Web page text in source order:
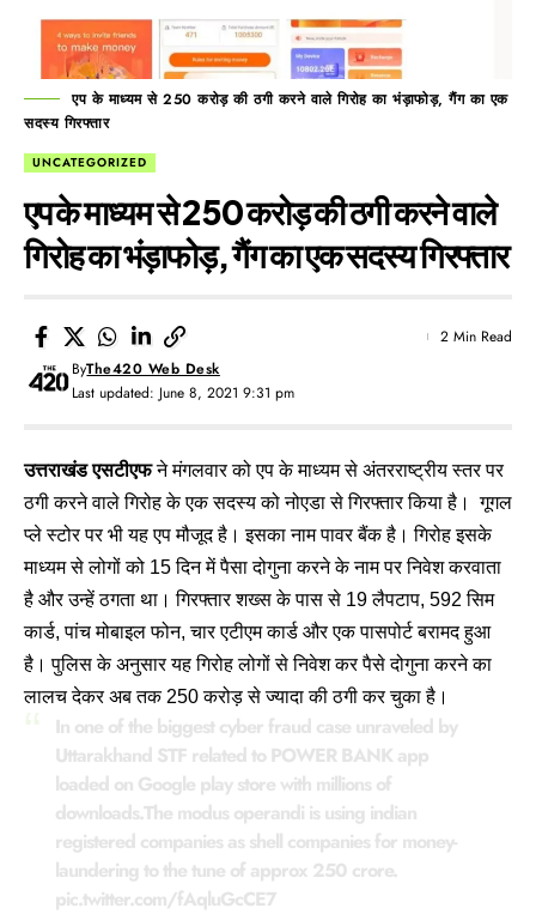
एप के माध्यम से 250 करोड़ की ठगी करने वाले गिरोह का भंड़ाफोड़, गैंग का एक
सदस्य गिरफ्तार
UNCATEGORIZED
एप के माध्यम से 250 करोड़ की ठगी करने वाले
गिरोह का भंड़ाफोड़, गैंग का एक सदस्य गिरफ्तार
Last updated: June 8, 2021 9:31 pm
ByThe420 Web Desk
2 Min Read
उत्तराखंड एसटीएफने मंगलवार को एप के माध्यम से अंतरराष्ट्रीय स्तर पर
ठगी करने वाले गिरोह के एक सदस्य को नोएडा से गिरफ्तार किया है। गूगल
प्ले स्टोर पर भी यह एप मौजूद है। इसका नाम पावर बैंक है। गिरोह इसके
माध्यम से लोगों को 15 दिन में पैसा दोगुना करने के नाम पर निवेश करवाता
है और उन्हें ठगता था। गिरफ्तार शख्स के पास से 19 लैपटाप, 592 सिम
कार्ड, पांच मोबाइल फोन, चार एटीएम कार्ड और एक पासपोर्ट बरामद हुआ
है। पुलिस के अनुसार यह गिरोह लोगों से निवेश कर पैसे दोगुना करने का
लालच देकर अब तक 250 करोड़ से ज्यादा की ठगी कर चुका है।
In one of the biggest cyber fraud case unraveled by
Uttarakhand STF related to POWER BANK app
loaded on Google play store with millions of
downloads.The modus operandi is using indian
registered companies as shell companies for money-
laundering to the tune of approx 250 crore.
pic.twitter.com/fAqluGcCE7